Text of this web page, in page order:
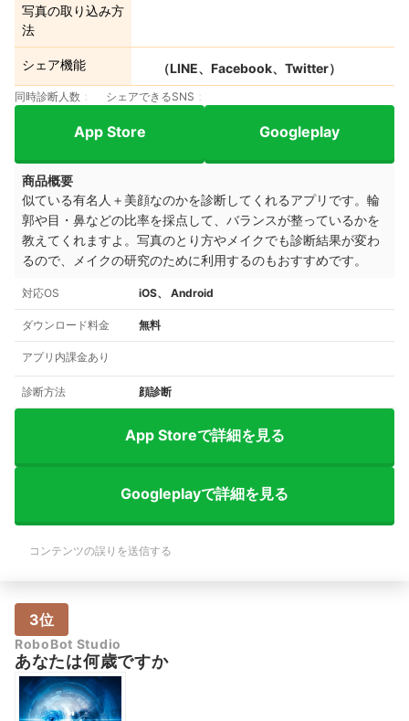
写真の取り込み方
法
シェア機能 （LINE、Facebook、Twitter）
同時診断人数 シェアできるSNS
App Store Googleplay
商品概要
似ている有名人＋美顔なのかを診断してくれるアプリです。輪
郭や目・鼻などの比率を採点して、バランスが整っているかを
教えてくれますよ。写真のとり方やメイクでも診断結果が変わ
るので、メイクの研究のために利用するのもおすすめです。
対応OS iOS、 Android
ダウンロード料金 無料
アプリ内課金あり
診断方法 顔診断
App Storeで詳細を見る
Googleplayで詳細を見る
コンテンツの誤りを送信する
3位
RoboBot Studio
あなたは何歳ですか